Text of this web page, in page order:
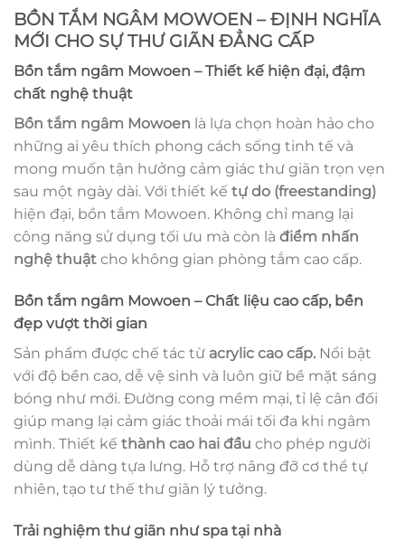
BỒN TẮM NGÂM MOWOEN – ĐỊNH NGHĨA
MỚI CHO SỰ THƯ GIÃN ĐẲNG CẤP
Bồn tắm ngâm Mowoen – Thiết kế hiện đại, đậm
chất nghệ thuật
Bồn tắm ngâm Mowoen là lựa chọn hoàn hảo cho
những ai yêu thích phong cách sống tinh tế và
mong muốn tận hưởng cảm giác thư giãn trọn vẹn
sau một ngày dài. Với thiết kế tự do (freestanding)
hiện đại, bồn tắm Mowoen. Không chỉ mang lại
công năng sử dụng tối ưu mà còn là điểm nhấn
nghệ thuật cho không gian phòng tắm cao cấp.
Bồn tắm ngâm Mowoen – Chất liệu cao cấp, bền
đẹp vượt thời gian
Sản phẩm được chế tác từ acrylic cao cấp. Nổi bật
với độ bền cao, dễ vệ sinh và luôn giữ bề mặt sáng
bóng như mới. Đường cong mềm mại, tỉ lệ cân đối
giúp mang lại cảm giác thoải mái tối đa khi ngâm
mình. Thiết kế thành cao hai đầu cho phép người
dùng dễ dàng tựa lưng. Hỗ trợ nâng đỡ cơ thể tự
nhiên, tạo tư thế thư giãn lý tưởng.
Trải nghiệm thư giãn như spa tại nhà